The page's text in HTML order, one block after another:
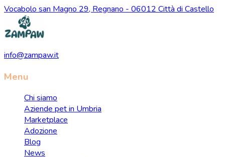
Vocabolo san Magno 29, Regnano - 06012 Città di Castello
info@zampaw.it
Menu
Chi siamo
Aziende pet in Umbria
Marketplace
Adozione
Blog
News